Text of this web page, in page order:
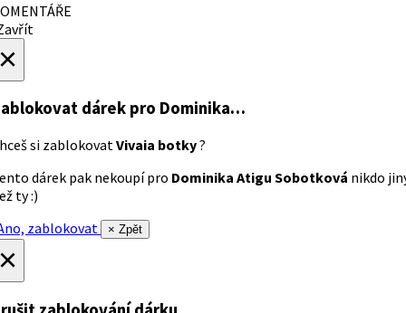
dárek pro Dominika…
si zablokovatVivaia botky?
dárek pak nekoupí pro Dominika Atigu Sobotková nikdo
ty :)
zablokovat
× Zpět